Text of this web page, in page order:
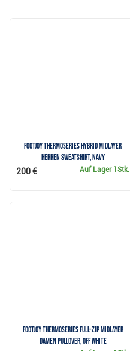
FootJoy ThermoSeries Hybrid Midlayer
Herren Sweatshirt, Navy
Auf Lager 1Stk.
200 €
FootJoy ThermoSeries Full-Zip Midlayer
Damen Pullover, off white